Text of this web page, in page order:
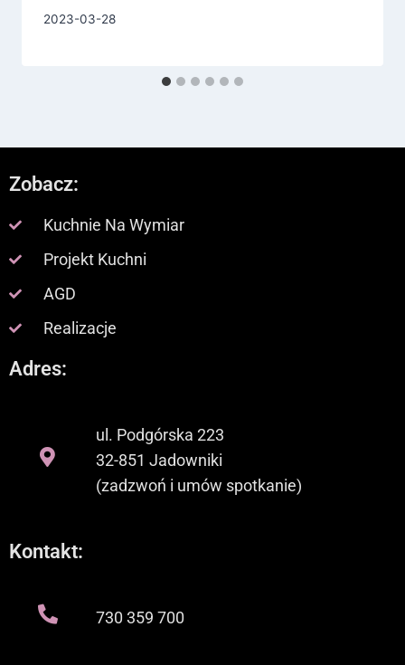
2023-03-28
Zobacz:
Kuchnie Na Wymiar
Projekt Kuchni
AGD
Realizacje
Adres:
ul. Podgórska 223
32-851 Jadowniki
(zadzwoń i umów spotkanie)
Kontakt:
730 359 700